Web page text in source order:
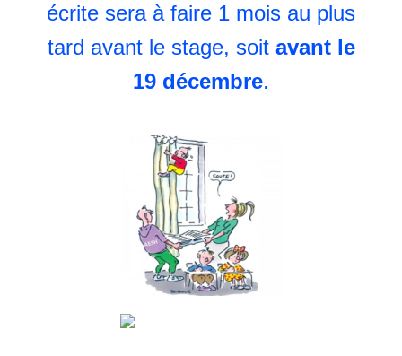
écrite sera à faire 1 mois au plus
tard avant le stage, soitavant le
19 décembre.